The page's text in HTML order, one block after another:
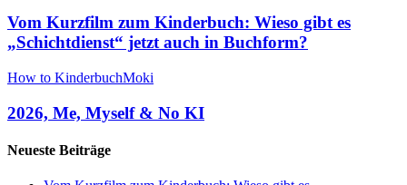
Vom Kurzfilm zum Kinderbuch: Wieso gibt es
„Schichtdienst“ jetzt auch in Buchform?
How to KinderbuchMoki
2026, Me, Myself & No KI
Neueste Beiträge